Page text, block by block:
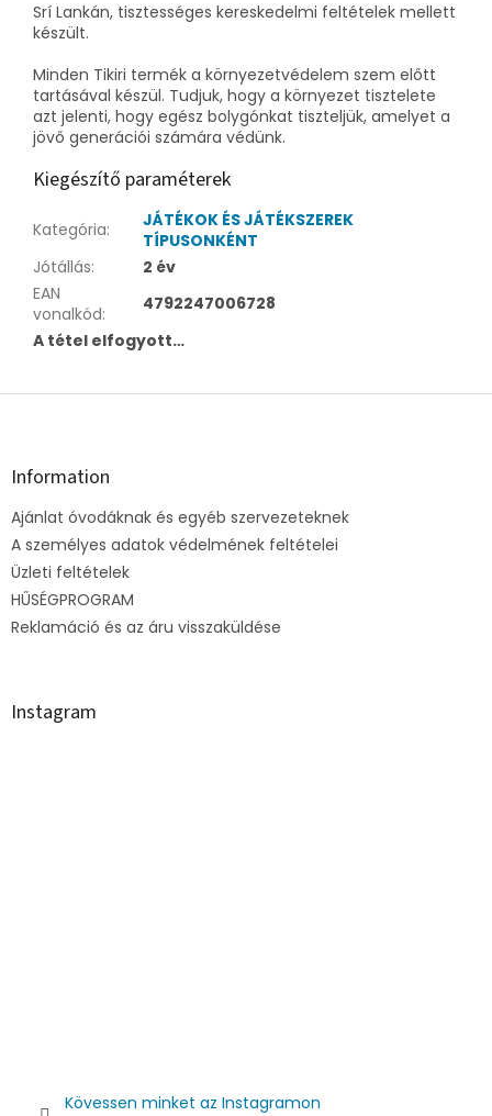
Srí Lankán, tisztességes kereskedelmi feltételek mellett
készült.
Minden Tikiri termék a környezetvédelem szem előtt
tartásával készül. Tudjuk, hogy a környezet tisztelete
azt jelenti, hogy egész bolygónkat tiszteljük, amelyet a
jövő generációi számára védünk.
Kiegészítő paraméterek
Kategória:
JÁTÉKOK ÉS JÁTÉKSZEREK
TÍPUSONKÉNT
Jótállás:
2 év
EAN
vonalkód:
4792247006728
A tétel elfogyott…
L
Information
Ajánlat óvodáknak és egyéb szervezeteknek
A személyes adatok védelmének feltételei
Üzleti feltételek
HŰSÉGPROGRAM
Reklamáció és az áru visszaküldése
Instagram
Kövessen minket az Instagramon